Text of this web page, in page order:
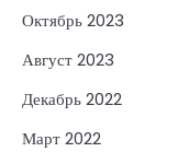
Октябрь 2023
Август 2023
Декабрь 2022
Март 2022